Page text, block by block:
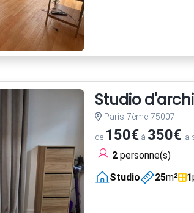
Studio
Paris 7ème 75007
de 150€à 350€la
2personne(s)
Studio
25m² 1